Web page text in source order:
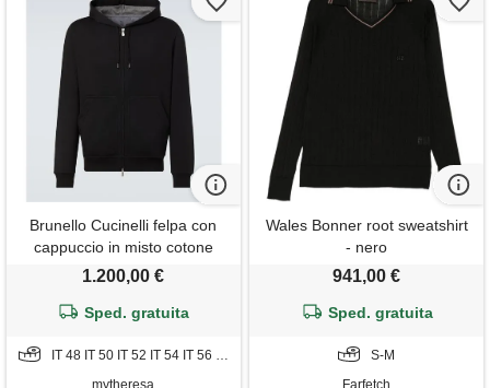
Brunello Cucinelli felpa con
cappuccio in misto cotone
1.200,00 €
Sped. gratuita
IT 48 IT 50 IT 52 IT 54 IT 56 IT 58
mytheresa
Wales Bonner root sweatshirt
- nero
941,00 €
Sped. gratuita
S-M
Farfetch